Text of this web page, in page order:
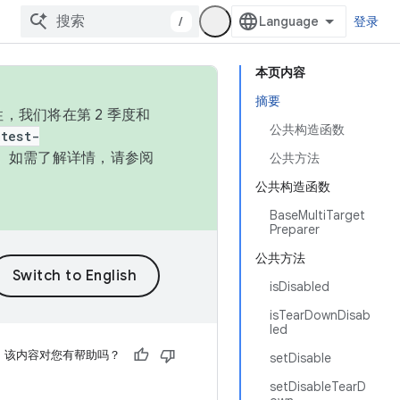
/ 登录
本页内容
摘要
公共构造函数
公共方法
公共构造函数
BaseMultiTarget
Preparer
公共方法
isDisabled
isTearDownDisab
led
setDisable
setDisableTearD
我们将在第 2 季度和
如需了解详情，请参阅
该内容对您有帮助吗？